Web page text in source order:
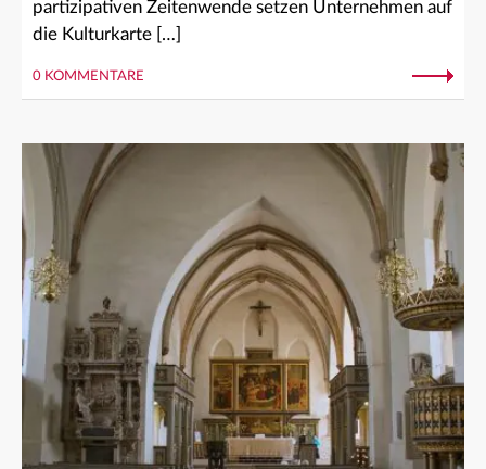
partizipativen Zeitenwende setzen Unternehmen auf
die Kulturkarte […]
0 KOMMENTARE